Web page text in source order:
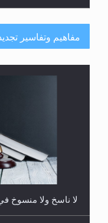
هل يُحسب حول الزكاة
مفاهيم وتفاسير
لا ناسخ ولا منسوخ